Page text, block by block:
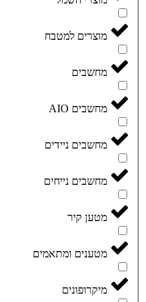
מוצרים למטבח
מחשבים
מחשבים AIO
מחשבים ניידים
מחשבים נייחים
מטען קיר
מטענים ומתאמים
מיקרופונים